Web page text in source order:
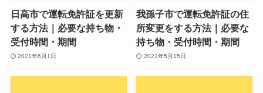
日高市で運転免許証を更新
する方法｜必要な持ち物・
受付時間・期間
2021年6月1日
我孫子市で運転免許証の住
所変更をする方法｜必要な
持ち物・受付時間・期間
2021年5月15日